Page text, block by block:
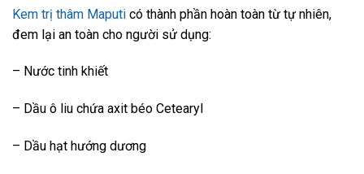
Kem trị thâm Maputi có thành phần hoàn toàn từ tự nhiên,
đem lại an toàn cho người sử dụng:
– Nước tinh khiết
– Dầu ô liu chứa axit béo Cetearyl
– Dầu hạt hướng dương